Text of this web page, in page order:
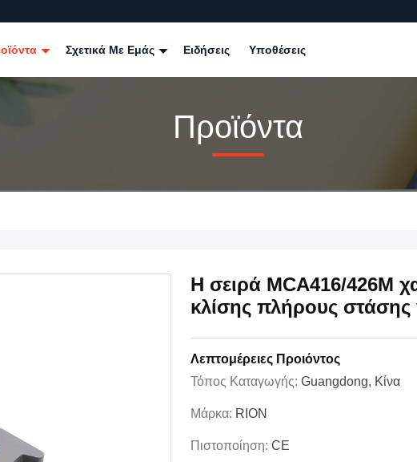
Σχετικά Με Εμάς Ειδήσεις Υποθέσεις
Προϊόντα
Η σειρά MCA416/426M
κλίσης πλήρους στάσης
Λεπτομέρειες Προιόντος
Τόπος Καταγωγής: Guangdong, Κίνα
Μάρκα: RION
Πιστοποίηση: CE